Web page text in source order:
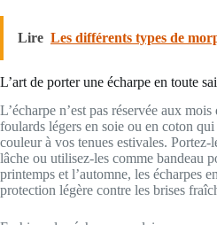
Lire Les différents types de
L’art de porter une écharpe en toute
L’écharpe n’est pas réservée aux
foulards légers en soie ou en coton
couleur à vos tenues estivales.
lâche ou utilisez-les comme bandeau
printemps et l’automne, les écharpes
protection légère contre les brises